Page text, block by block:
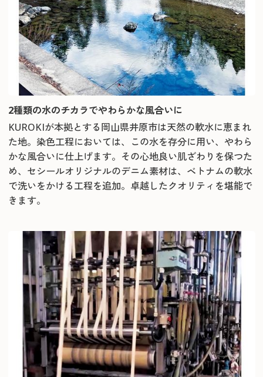
2種類の水のチカラでやわらかな風合いに
KUROKIが本拠とする岡山県井原市は天然の軟水に恵まれ
た地。染色工程においては、この水を存分に用い、やわら
かな風合いに仕上げます。その心地良い肌ざわりを保つた
め、セシールオリジナルのデニム素材は、ベトナムの軟水
で洗いをかける工程を追加。卓越したクオリティを堪能で
きます。